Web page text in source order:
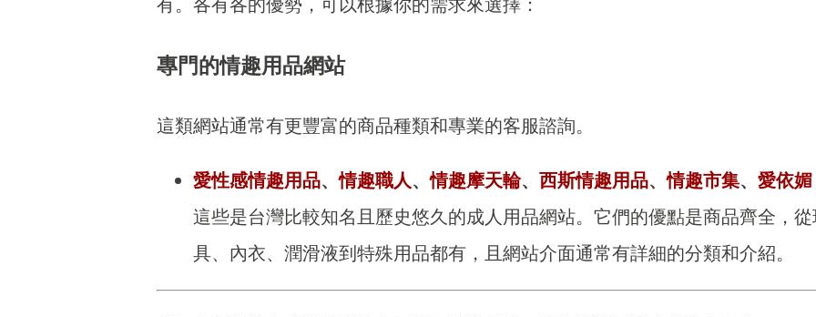
專門的情趣用品網站
這類網站通常有更豐富的商品種類和專業的客服諮詢。
愛性感情趣用品、情趣職人 、情趣摩天輪、 西斯情趣用品、情趣市集、 愛依媚
這些是台灣比較知名且歷史悠久的成人用品網站。它們的優點是商品齊全，
具、內衣、潤滑液到特殊用品都有，且網站介面通常有詳細的分類和介紹。